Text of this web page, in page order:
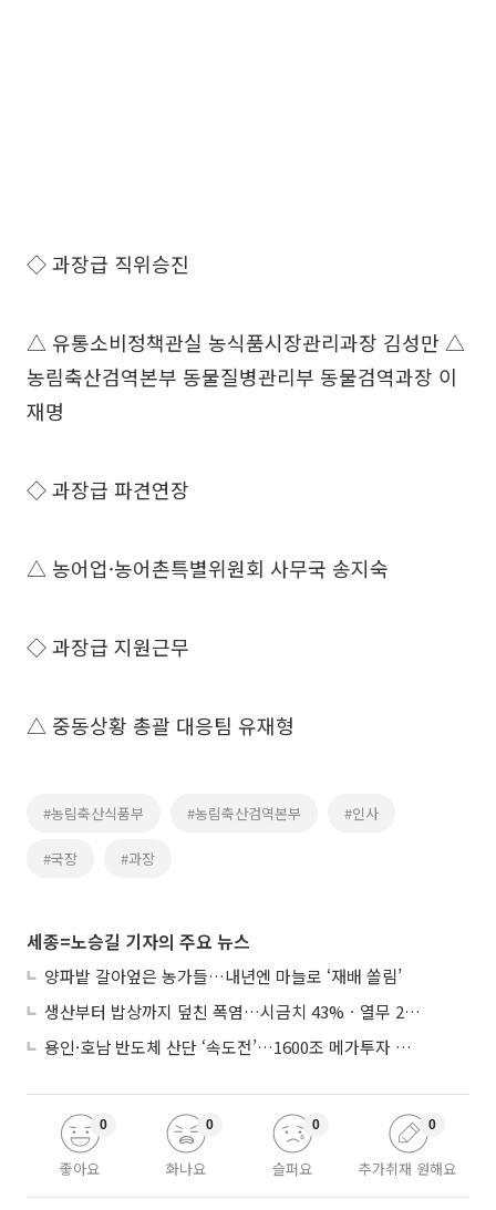
◇ 과장급 직위승진
△ 유통소비정책관실 농식품시장관리과장 김성만 △
농림축산검역본부 동물질병관리부 동물검역과장 이
재명
◇ 과장급 파견연장
△ 농어업·농어촌특별위원회 사무국 송지숙
◇ 과장급 지원근무
△ 중동상황 총괄 대응팀 유재형
#농림축산식품부 #농림축산검역본부 #인사
#국장 #과장
세종=노승길 기자의 주요 뉴스
양파밭 갈아엎은 농가들…내년엔 마늘로 ‘재배 쏠림’
생산부터 밥상까지 덮친 폭염…시금치 43%ㆍ열무 28% 급등
용인·호남 반도체 산단 ‘속도전’…1600조 메가투자 이행 총력
좋아요
0
화나요
0
슬퍼요
0
추가취재 원해요
0